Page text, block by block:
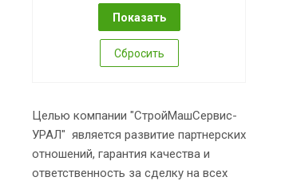
Сбросить
Целью компании "СтройМашСервис-
УРАЛ" является развитие партнерских
отношений, гарантия качества и
ответственность за сделку на всех